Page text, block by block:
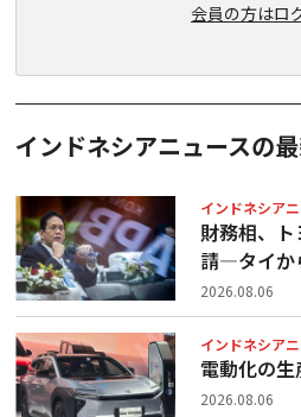
会員の方はロ
インドネシアニュースの
インドネシア
財務相、
請—タイか
2026.08.06
インドネシア
電動化の
2026.08.06